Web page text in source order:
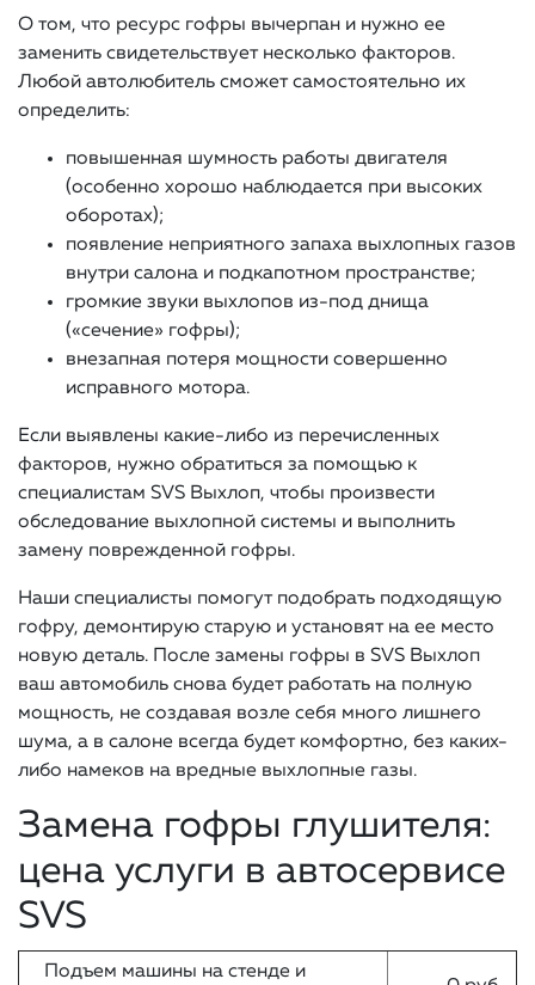
О том, что ресурс гофры вычерпан и нужно ее
заменить свидетельствует несколько факторов.
Любой автолюбитель сможет самостоятельно их
определить:
повышенная шумность работы двигателя
(особенно хорошо наблюдается при высоких
оборотах);
появление неприятного запаха выхлопных газов
внутри салона и подкапотном пространстве;
громкие звуки выхлопов из-под днища
(«сечение» гофры);
внезапная потеря мощности совершенно
исправного мотора.
Если выявлены какие-либо из перечисленных
факторов, нужно обратиться за помощью к
специалистам SVS Выхлоп, чтобы произвести
обследование выхлопной системы и выполнить
замену поврежденной гофры.
Наши специалисты помогут подобрать подходящую
гофру, демонтирую старую и установят на ее место
новую деталь. После замены гофры в SVS Выхлоп
ваш автомобиль снова будет работать на полную
мощность, не создавая возле себя много лишнего
шума, а в салоне всегда будет комфортно, без каких-
либо намеков на вредные выхлопные газы.
Замена гофры глушителя:
цена услуги в автосервисе
SVS
Подъем машины на стенде и